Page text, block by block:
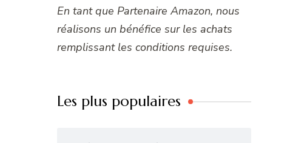
En tant que Partenaire Amazon, nous
réalisons un bénéfice sur les achats
remplissant les conditions requises.
Les plus populaires